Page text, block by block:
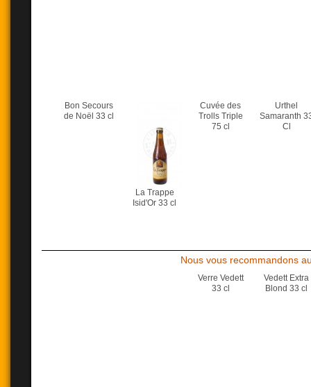
Urthel
Samaranth
Cl
Cuvée des
Trolls Triple
75 cl
La Trappe
Isid'Or 33 cl
Bon Secours
de Noël 33 cl
Nous vous recommandons
Vedett Extra
Blond 33 cl
Verre Vedett
33 cl